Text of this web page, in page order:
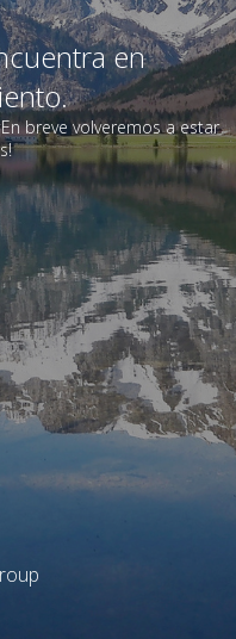
en
breve volveremos a estar